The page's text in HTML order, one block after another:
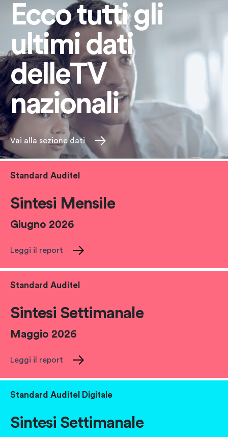
Ecco tuttigli
ultimi dati
delleTV
nazionali
Vai alla sezione dati
Standard Auditel
Sintesi Mensile
Giugno 2026
Leggi il report
Standard Auditel
Sintesi Settimanale
Maggio 2026
Leggi il report
Standard Auditel Digitale
Sintesi Settimanale